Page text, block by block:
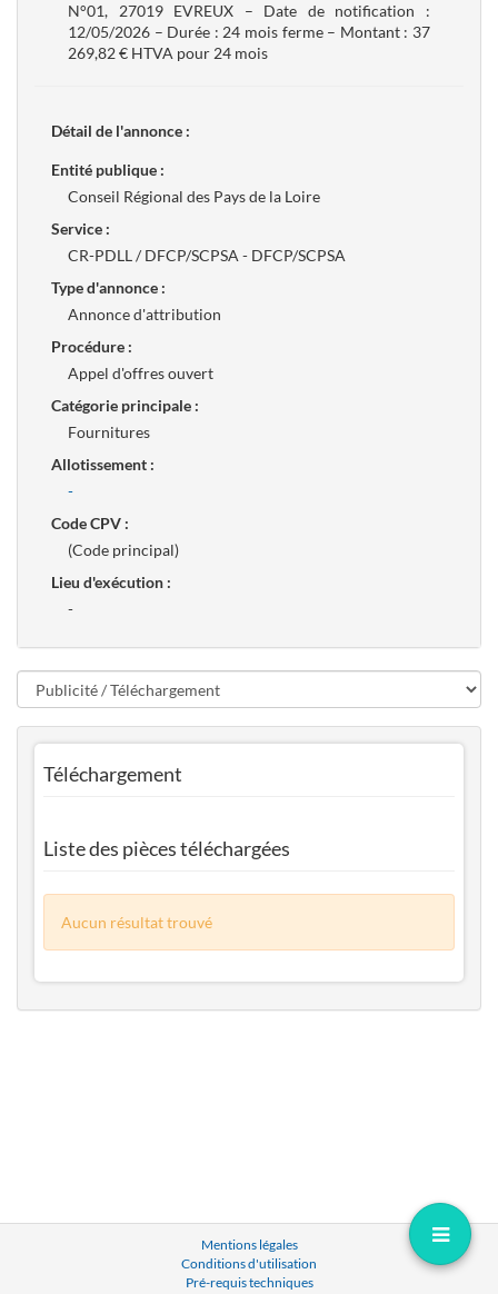
N°01, 27019 EVREUX – Date de notification :
12/05/2026 – Durée : 24 mois ferme – Montant : 37
269,82 € HTVA pour 24 mois
Détail de l'annonce :
Entité publique :
Conseil Régional des Pays de la Loire
Service :
CR-PDLL / DFCP/SCPSA - DFCP/SCPSA
Type d'annonce :
Annonce d'attribution
Procédure :
Appel d'offres ouvert
Catégorie principale :
Fournitures
Allotissement :
-
Code CPV :
(Code principal)
Lieu d'exécution :
-
Téléchargement
Liste des pièces téléchargées
Aucun résultat trouvé
Mentions légales
Conditions d'utilisation
Pré-requis techniques